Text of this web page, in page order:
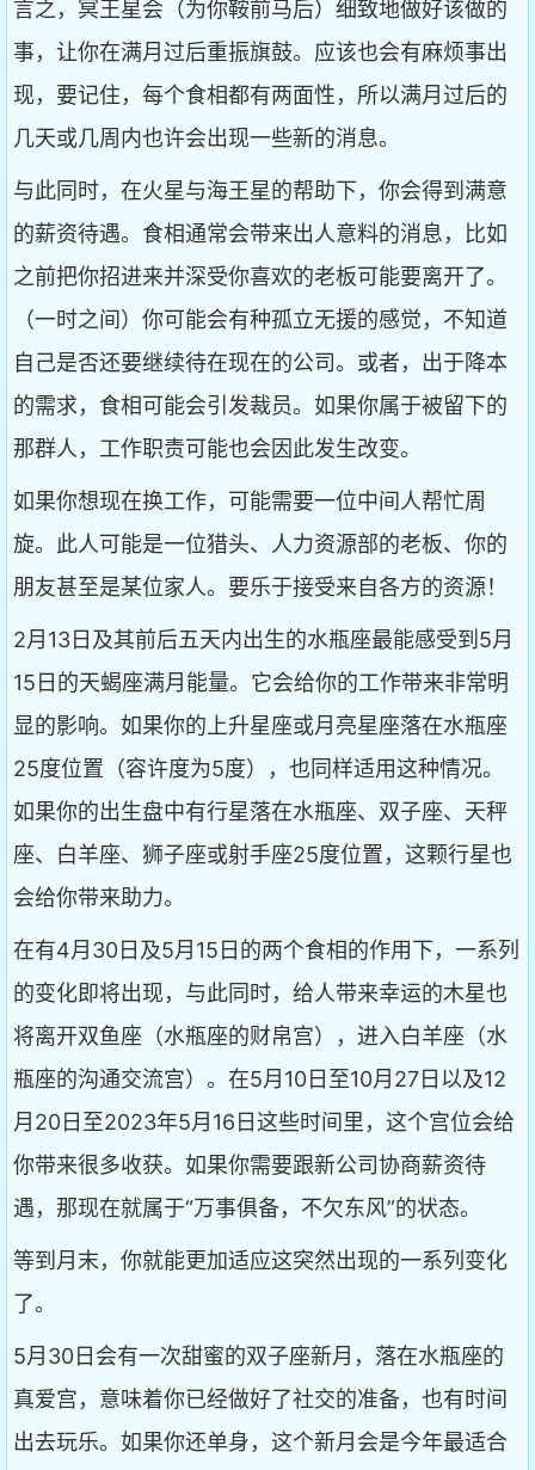
言之，冥王星会（为你鞍前马后）细致地做好该做的
事，让你在满月过后重振旗鼓。应该也会有麻烦事出
现，要记住，每个食相都有两面性，所以满月过后的
几天或几周内也许会出现一些新的消息。
与此同时，在火星与海王星的帮助下，你会得到满意
的薪资待遇。食相通常会带来出人意料的消息，比如
之前把你招进来并深受你喜欢的老板可能要离开了。
（一时之间）你可能会有种孤立无援的感觉，不知道
自己是否还要继续待在现在的公司。或者，出于降本
的需求，食相可能会引发裁员。如果你属于被留下的
那群人，工作职责可能也会因此发生改变。
如果你想现在换工作，可能需要一位中间人帮忙周
旋。此人可能是一位猎头、人力资源部的老板、你的
朋友甚至是某位家人。要乐于接受来自各方的资源！
2月13日及其前后五天内出生的水瓶座最能感受到5月
15日的天蝎座满月能量。它会给你的工作带来非常明
显的影响。如果你的上升星座或月亮星座落在水瓶座
25度位置（容许度为5度），也同样适用这种情况。
如果你的出生盘中有行星落在水瓶座、双子座、天秤
座、白羊座、狮子座或射手座25度位置，这颗行星也
会给你带来助力。
在有4月30日及5月15日的两个食相的作用下，一系列
的变化即将出现，与此同时，给人带来幸运的木星也
将离开双鱼座（水瓶座的财帛宫），进入白羊座（水
瓶座的沟通交流宫）。在5月10日至10月27日以及12
月20日至2023年5月16日这些时间里，这个宫位会给
你带来很多收获。如果你需要跟新公司协商薪资待
遇，那现在就属于“万事俱备，不欠东风”的状态。
等到月末，你就能更加适应这突然出现的一系列变化
了。
5月30日会有一次甜蜜的双子座新月，落在水瓶座的
真爱宫，意味着你已经做好了社交的准备，也有时间
出去玩乐。如果你还单身，这个新月会是今年最适合